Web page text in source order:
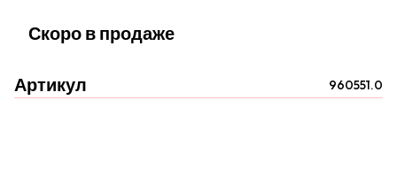
Скоро в продаже
Артикул 960551.0